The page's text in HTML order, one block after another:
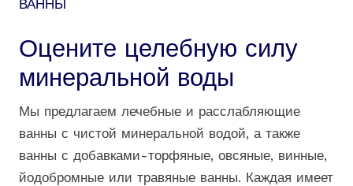
ВАННЫ
Оцените целебную силу
минеральной воды
Мы предлагаем лечебные и расслабляющие
ванны с чистой минеральной водой, а также
ванны с добавками-торфяные, овсяные, винные,
йодобромные или травяные ванны. Каждая имеет